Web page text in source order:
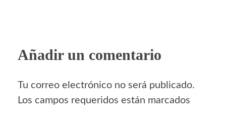
Añadir un comentario
Tu correo electrónico no será publicado.
Los campos requeridos están marcados